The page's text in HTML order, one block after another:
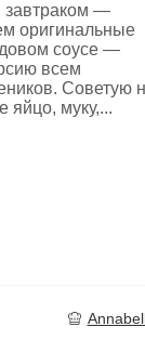
завтраком —
оригинальные
соусе —
всем
Советую
яйцо, муку,...